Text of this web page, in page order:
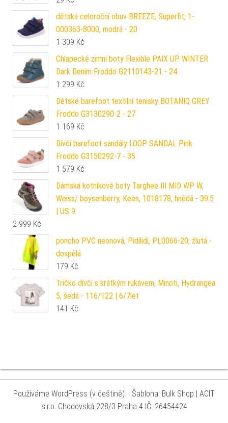
dětská celoroční obuv BREEZE, Superfit, 1-
000363-8000, modrá - 20
1 309 Kč
Chlapecké zimní boty Flexible PAIX UP WINTER
Dark Denim Froddo G2110143-21 - 24
1 299 Kč
Dětské barefoot textilní tenisky BOTANIQ GREY
Froddo G3130290-2 - 27
1 169 Kč
Dívčí barefoot sandály LOOP SANDAL Pink
Froddo G3150292-7 - 35
1 579 Kč
Dámská kotníkové boty Targhee III MID WP W,
Weiss/ boysenberry, Keen, 1018178, hnědá - 39.5
| US 9
2 999 Kč
poncho PVC neonová, Pidilidi, PL0066-20, žlutá -
dospělá
179 Kč
Tričko dívčí s krátkým rukávem, Minoti, Hydrangea
5, šedá - 116/122 | 6/7let
141 Kč
Používáme WordPress (v češtině). | Šablona: Bulk Shop | ACIT
s.r.o. Chodovská 228/3 Praha 4 IČ: 26454424